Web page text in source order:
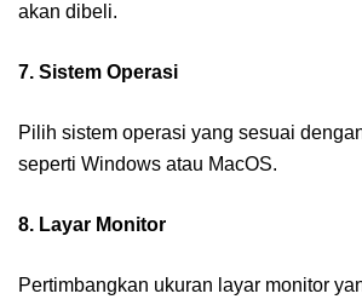
akan dibeli.
7. Sistem Operasi
Pilih sistem operasi yang sesuai
seperti Windows atau MacOS.
8. Layar Monitor
Pertimbangkan ukuran layar monitor